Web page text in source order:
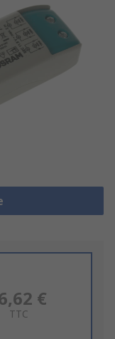
€
TTC